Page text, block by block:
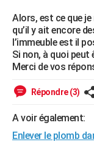
Alimentation
Guide de la santé
Maladies
Médicaments
Sommeil
VOYAGE
Destinations
City break
Voyage nature
Voyage de noces
Forum
Climat
+PHOTO
GUIDES D'ACHAT
CARTE DE VOEUX
Alors, est ce que
qu’il y ait encore
l’immeuble est il
Si non, à quoi peut
Merci de vos
Répondre (3)
A voir également:
Enlever le plomb